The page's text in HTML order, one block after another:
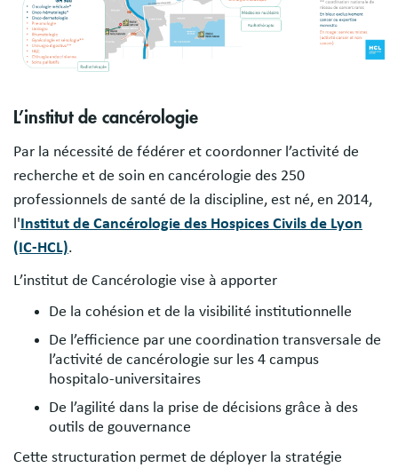
L’institut de cancérologie
Par la nécessité de fédérer et coordonner l’activité de
recherche et de soin en cancérologie des 250
professionnels de santé de la discipline, est né, en 2014,
l' Institut de Cancérologie des Hospices Civils de Lyon
(IC-HCL).
L’institut de Cancérologie vise à apporter
De la cohésion et de la visibilité institutionnelle
De l’efficience par une coordination transversale de
l’activité de cancérologie sur les 4 campus
hospitalo-universitaires
De l’agilité dans la prise de décisions grâce à des
outils de gouvernance
Cette structuration permet de déployer la stratégie